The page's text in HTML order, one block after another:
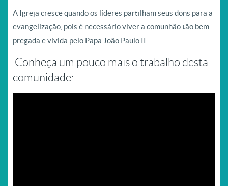
A Igreja cresce quando os líderes partilham seus dons para a
evangelização, pois é necessário viver a comunhão tão bem
pregada e vivida pelo Papa João Paulo II.
Conheça um pouco mais o trabalho desta
comunidade: